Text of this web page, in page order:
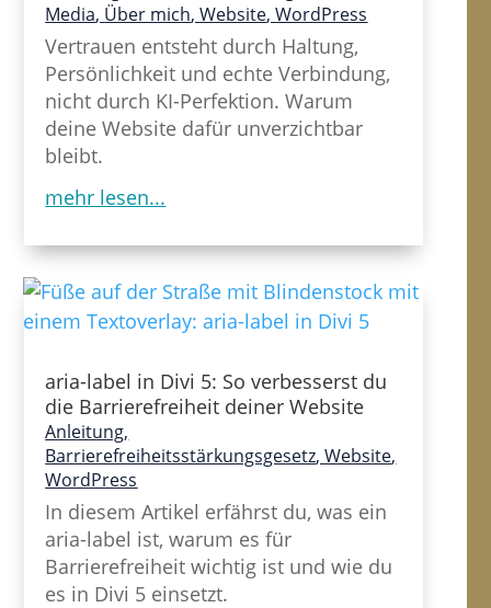
Media, Über mich,Website,WordPress
Vertrauen entsteht durch Haltung,
Persönlichkeit und echte Verbindung,
nicht durch KI-Perfektion. Warum
deine Website dafür unverzichtbar
bleibt.
mehr lesen...
aria-label in Divi 5: So verbesserst du
die Barrierefreiheit deiner Website
Anleitung,
Barrierefreiheitsstärkungsgesetz,Website,
WordPress
In diesem Artikel erfährst du, was ein
aria-label ist, warum es für
Barrierefreiheit wichtig ist und wie du
es in Divi 5 einsetzt.